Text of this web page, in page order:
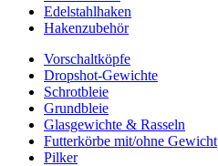
Edelstahlhaken
Hakenzubehör
Vorschaltköpfe
Dropshot-Gewichte
Schrotbleie
Grundbleie
Glasgewichte & Rasseln
Futterkörbe mit/ohne Gewicht
Pilker